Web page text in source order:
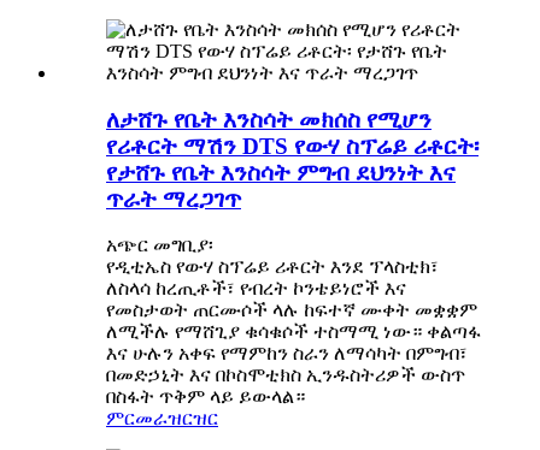
ለታሸጉ የቤት እንስሳት መክሰስ የሚሆን
የሪቶርት ማሽን DTS የውሃ ስፕሬይ ሪቶርት፡
የታሸጉ የቤት እንስሳት ምግብ ደህንነት እና
ጥራት ማረጋገጥ
አጭር መግቢያ፡
የዲቲኤስ የውሃ ስፕሬይ ሪቶርት እንደ ፕላስቲክ፣
ለስላሳ ከረጢቶች፣ የብረት ኮንቴይነሮች እና
የመስታወት ጠርሙሶች ላሉ ​​ከፍተኛ ሙቀት መቋቋም
ለሚችሉ የማሸጊያ ቁሳቁሶች ተስማሚ ነው። ቀልጣፋ
እና ሁሉን አቀፍ የማምከን ስራን ለማሳካት በምግብ፣
በመድኃኒት እና በኮስሞቲክስ ኢንዱስትሪዎች ውስጥ
በስፋት ጥቅም ላይ ይውላል።
ምርመራዝርዝር